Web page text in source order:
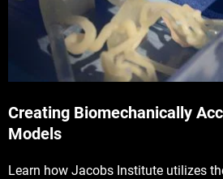
Creating Biomechanically
Models
Learn how Jacobs Institute utilizes